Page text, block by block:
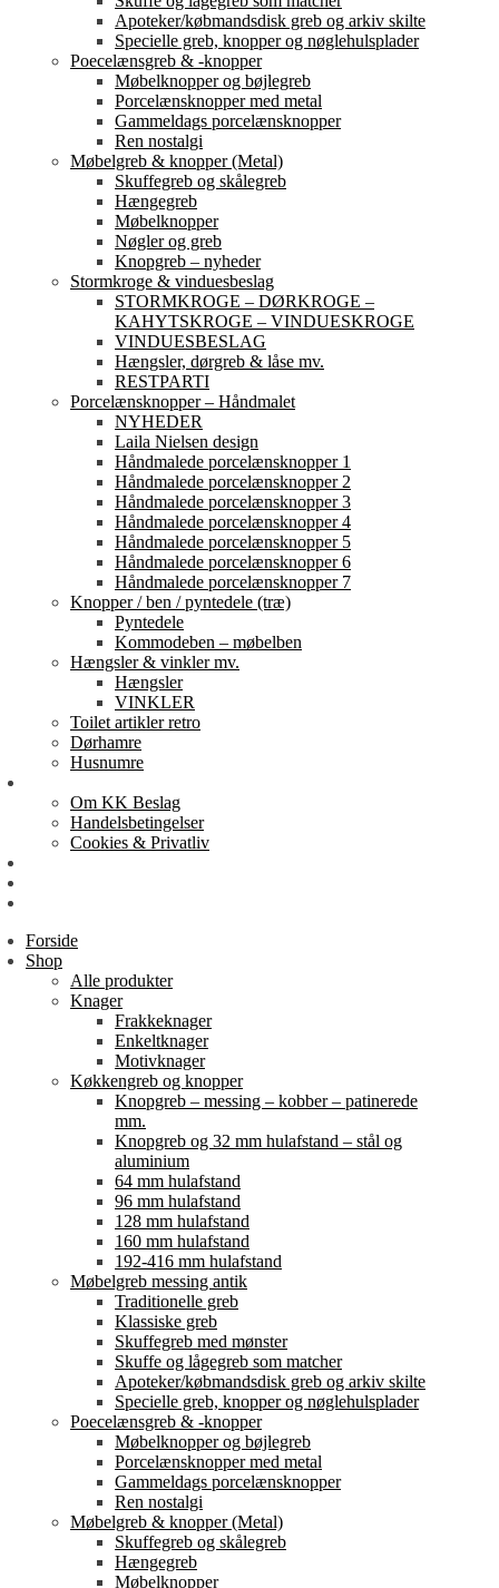
Apoteker/købmandsdisk greb og arkiv skilte
Specielle greb, knopper og nøglehulsplader
Poecelænsgreb & -knopper
Møbelknopper og bøjlegreb
Porcelænsknopper med metal
Gammeldags porcelænsknopper
Ren nostalgi
Møbelgreb & knopper (Metal)
Skuffegreb og skålegreb
Hængegreb
Møbelknopper
Nøgler og greb
Knopgreb – nyheder
Stormkroge & vinduesbeslag
STORMKROGE – DØRKROGE –
KAHYTSKROGE – VINDUESKROGE
VINDUESBESLAG
Hængsler, dørgreb & låse mv.
RESTPARTI
Porcelænsknopper – Håndmalet
NYHEDER
Laila Nielsen design
Håndmalede porcelænsknopper 1
Håndmalede porcelænsknopper 2
Håndmalede porcelænsknopper 3
Håndmalede porcelænsknopper 4
Håndmalede porcelænsknopper 5
Håndmalede porcelænsknopper 6
Håndmalede porcelænsknopper 7
Knopper / ben / pyntedele (træ)
Pyntedele
Kommodeben – møbelben
Hængsler & vinkler mv.
Hængsler
VINKLER
Toilet artikler retro
Dørhamre
Husnumre
Om KK Beslag
Handelsbetingelser
Cookies & Privatliv
Forside
Shop
Alle produkter
Knager
Frakkeknager
Enkeltknager
Motivknager
Køkkengreb og knopper
Knopgreb – messing – kobber – patinerede
mm.
Knopgreb og 32 mm hulafstand – stål og
aluminium
64 mm hulafstand
96 mm hulafstand
128 mm hulafstand
160 mm hulafstand
192-416 mm hulafstand
Møbelgreb messing antik
Traditionelle greb
Klassiske greb
Skuffegreb med mønster
Skuffe og lågegreb som matcher
Apoteker/købmandsdisk greb og arkiv skilte
Specielle greb, knopper og nøglehulsplader
Poecelænsgreb & -knopper
Møbelknopper og bøjlegreb
Porcelænsknopper med metal
Gammeldags porcelænsknopper
Ren nostalgi
Møbelgreb & knopper (Metal)
Skuffegreb og skålegreb
Hængegreb
Møbelknopper